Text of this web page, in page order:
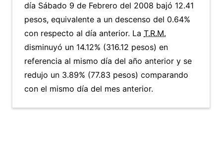
día Sábado 9 de Febrero del 2008 bajó 12.41
pesos, equivalente a un descenso del 0.64%
con respecto al día anterior. La T.R.M.
disminuyó un 14.12% (316.12 pesos) en
referencia al mismo día del año anterior y se
redujo un 3.89% (77.83 pesos) comparando
con el mismo día del mes anterior.